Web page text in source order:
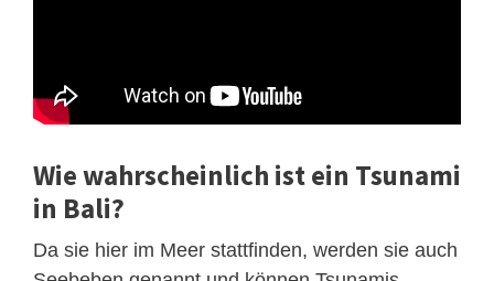
Wie wahrscheinlich ist ein Tsunami
in Bali?
Da sie hier im Meer stattfinden, werden sie auch